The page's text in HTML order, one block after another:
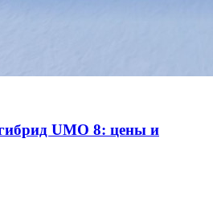
UMO 8: цены и